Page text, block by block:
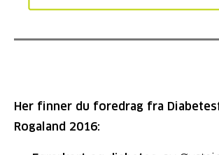
Her finner du foredrag fra
Rogaland 2016: